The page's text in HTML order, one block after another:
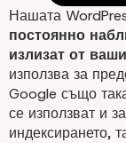
Нашата
постоянно
излизат от
използва за
Google също
се използват и
индексирането,